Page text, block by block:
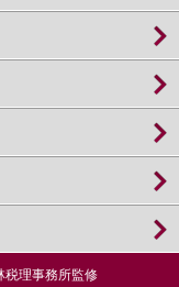
税理事務所監修